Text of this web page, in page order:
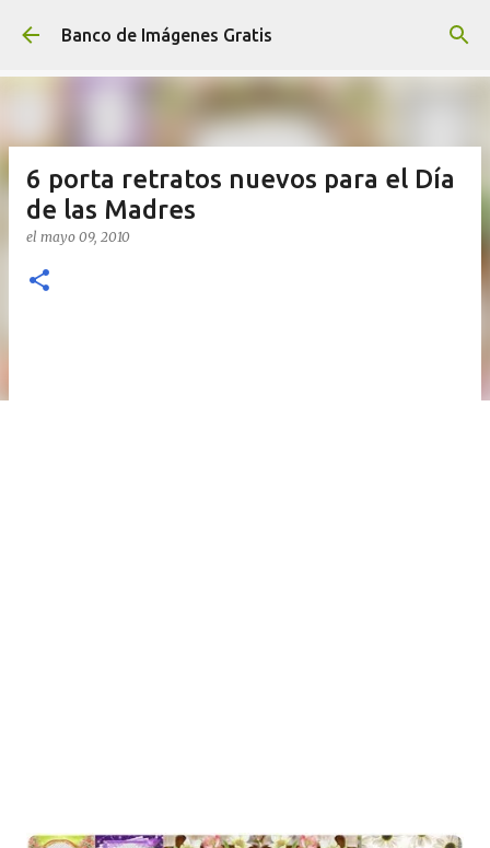
Ir al contenido principal
Banco de Imágenes Gratis
6 porta retratos nuevos para el Día
de las Madres
el mayo 09, 2010